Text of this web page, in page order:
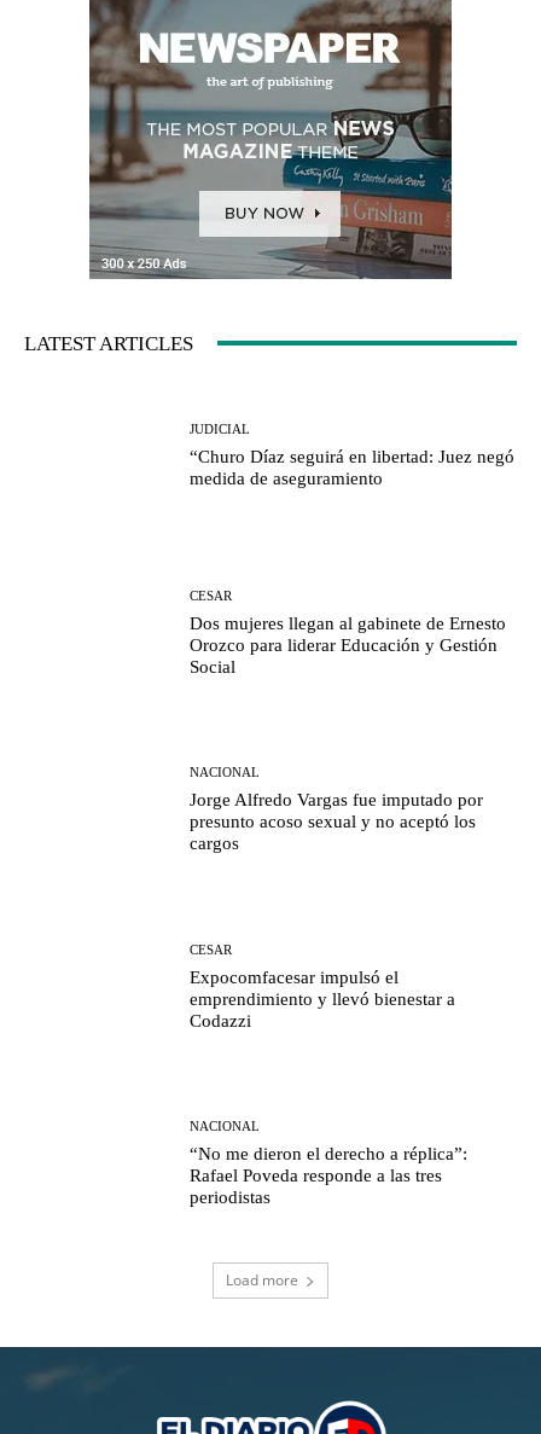
LATEST ARTICLES
JUDICIAL
“Churo Díaz seguirá en libertad: Juez negó
medida de aseguramiento
CESAR
Dos mujeres llegan al gabinete de Ernesto
Orozco para liderar Educación y Gestión
Social
NACIONAL
Jorge Alfredo Vargas fue imputado por
presunto acoso sexual y no aceptó los
cargos
CESAR
Expocomfacesar impulsó el
emprendimiento y llevó bienestar a
Codazzi
NACIONAL
“No me dieron el derecho a réplica”:
Rafael Poveda responde a las tres
periodistas
Load more